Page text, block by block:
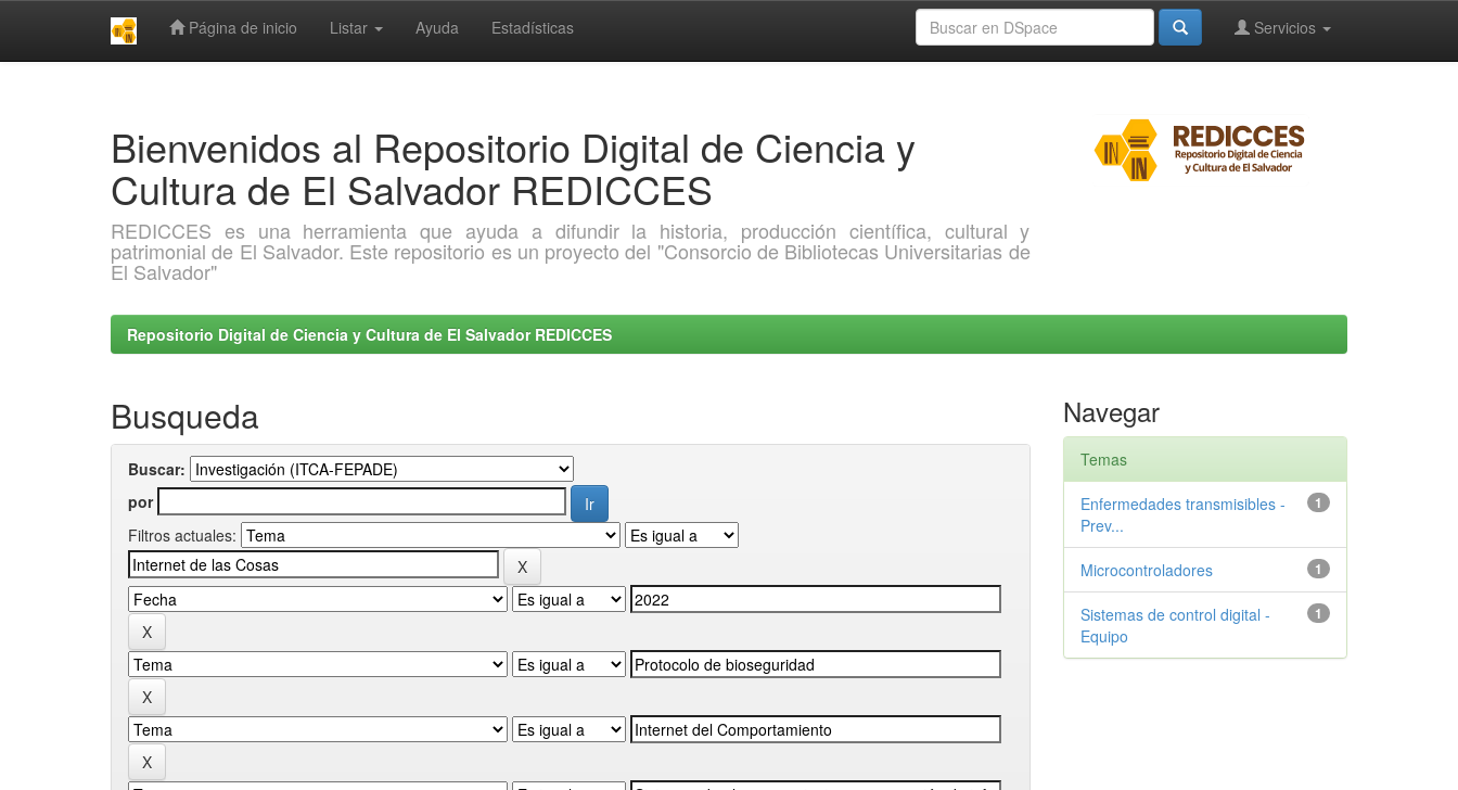
Página de inicio Listar Ayuda Estadísticas Servicios
Bienvenidos al Repositorio Digital de Ciencia y
Cultura de El Salvador REDICCES
REDICCES es una herramienta que ayuda a difundir la historia, producción científica, cultural y
patrimonial de El Salvador. Este repositorio es un proyecto del "Consorcio de Bibliotecas Universitarias de
El Salvador"
Repositorio Digital de Ciencia y Cultura de El Salvador REDICCES
Busqueda
Buscar:
por
Filtros actuales:
Navegar
Temas
1
Enfermedades transmisibles -
Prev...
1
Microcontroladores
1
Sistemas de control digital -
Equipo